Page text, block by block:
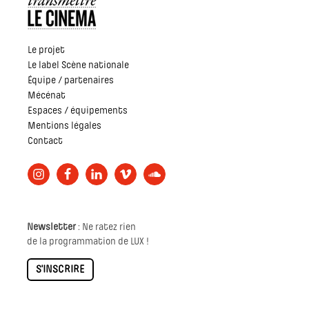
Le projet
Le label Scène nationale
Équipe / partenaires
Mécénat
Espaces / équipements
Mentions légales
Contact
Newsletter: Ne ratez rien
de la programmation de LUX !
S'INSCRIRE